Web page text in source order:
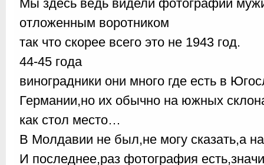
Мы здесь ведь видели фотографии
отложенным воротником
так что скорее всего это не 1943 год.
44-45 года
виноградники они много где есть в
Германии,но их обычно на южных
как стол место…
В Молдавии не был,не могу сказать,а
И последнее,раз фотография